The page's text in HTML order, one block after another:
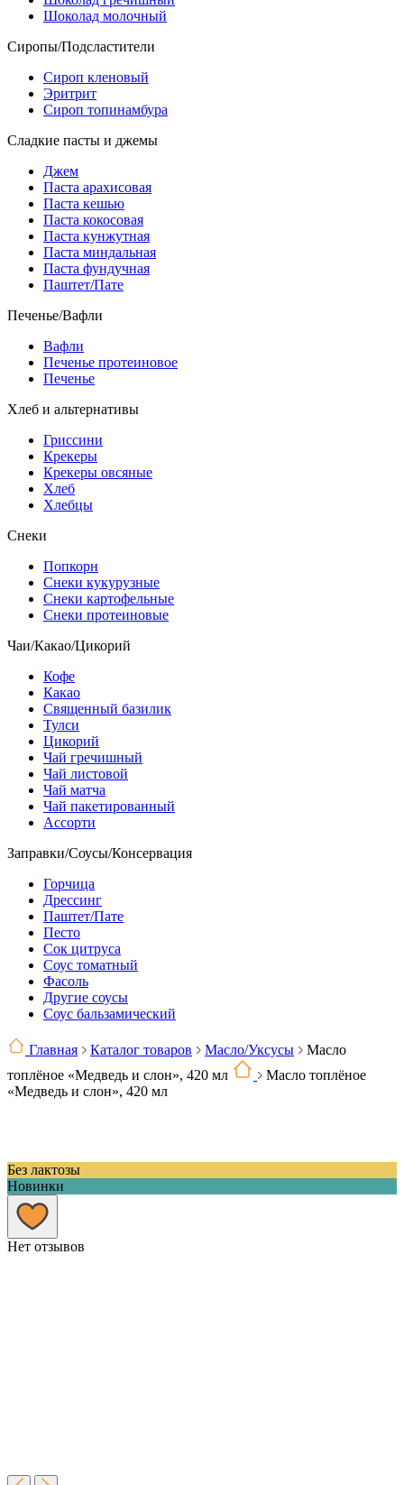
Шоколад молочный
Сиропы/Подсластители
Сироп кленовый
Эритрит
Сироп топинамбура
Сладкие пасты и джемы
Джем
Паста арахисовая
Паста кешью
Паста кокосовая
Паста кунжутная
Паста миндальная
Паста фундучная
Паштет/Пате
Печенье/Вафли
Вафли
Печенье протеиновое
Печенье
Хлеб и альтернативы
Гриссини
Крекеры
Крекеры овсяные
Хлеб
Хлебцы
Снеки
Попкорн
Снеки кукурузные
Снеки картофельные
Снеки протеиновые
Чаи/Какао/Цикорий
Кофе
Какао
Священный базилик
Тулси
Цикорий
Чай гречишный
Чай листовой
Чай матча
Чай пакетированный
Ассорти
Заправки/Соусы/Консервация
Горчица
Дрессинг
Паштет/Пате
Песто
Сок цитруса
Соус томатный
Фасоль
Другие соусы
Соус бальзамический
Главная Каталог товаров Масло/Уксусы
Масло
топлёное «Медведь и слон», 420 мл
Масло топлёное
«Медведь и слон», 420 мл
Без лактозы
Новинки
Нет отзывов